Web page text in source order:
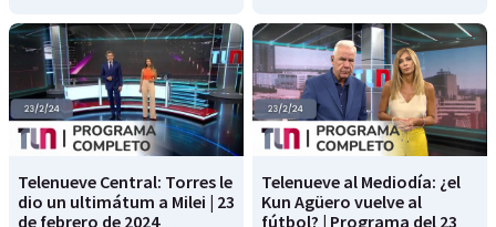
Telenueve Central: Torres le
dio un ultimátum a Milei | 23
de febrero de 2024
Telenueve al Mediodía: ¿el
Kun Agüero vuelve al
fútbol? | Programa del 23